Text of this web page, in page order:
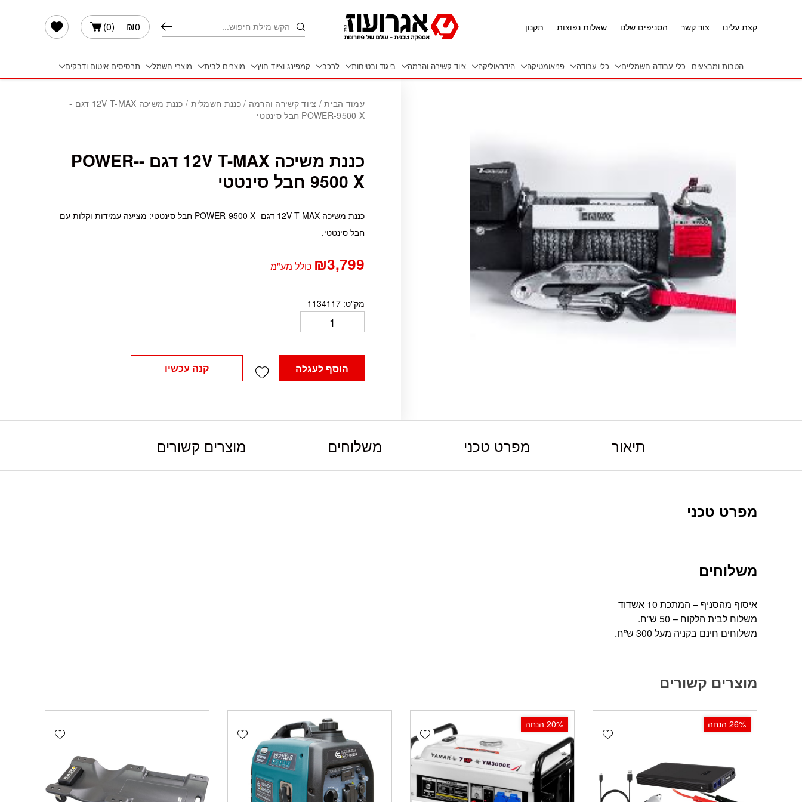
חיפוש
₪0
(
0
)
קצת עלינו
צור קשר הסניפים שלנו שאלות נפוצות תקנון
הטבות ומבצעים כלי עבודה חשמליים כלי עבודה פניאומטיקה הידראוליקה ציוד קשירה והרמה ביגוד ובטיחות לרכב קמפינג וציוד חוץ מוצרים לבית מוצרי חשמל תרסיסים איטום ודבקים
עמוד הבית/ ציוד קשירה והרמה /כננת חשמלית
/ כננת משיכה 12V T-MAX דגם -
POWER-9500 X חבל סינטטי
כננת משיכה 12V T-MAX דגם -POWER-
9500 X חבל סינטטי
₪3,799 כולל מע"מ
כננת משיכה 12V T-MAX דגם -POWER-9500 X חבל סינטטי: מציעה עמידות וקלות עם
חבל סינטטי.
מק"ט: 1134117
הוסף לעגלה Add wishlistקנה עכשיו
תיאור מפרט טכני משלוחים מוצרים קשורים
מפרט טכני
משלוחים
איסוף מהסניף – המתכת 10 אשדוד
משלוח לבית הלקוח – 50 ש”ח.
משלוחים חינם בקניה מעל 300 ש”ח.
מוצרים קשורים
Add wishlist ‫26% הנחה Add wishlist ‫20% הנחה Add wishlist
Add wishlist